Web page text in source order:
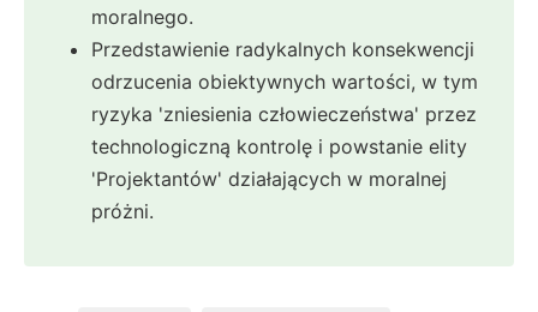
moralnego.
Przedstawienie radykalnych konsekwencji
odrzucenia obiektywnych wartości, w tym
ryzyka 'zniesienia człowieczeństwa' przez
technologiczną kontrolę i powstanie elity
'Projektantów' działających w moralnej
próżni.